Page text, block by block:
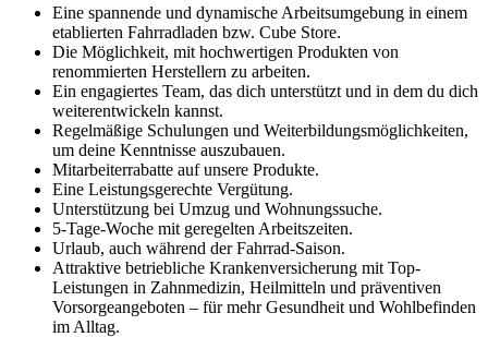
Eine spannende und dynamische Arbeitsumgebung in einem
etablierten Fahrradladen bzw. Cube Store.
Die Möglichkeit, mit hochwertigen Produkten von
renommierten Herstellern zu arbeiten.
Ein engagiertes Team, das dich unterstützt und in dem du dich
weiterentwickeln kannst.
Regelmäßige Schulungen und Weiterbildungsmöglichkeiten,
um deine Kenntnisse auszubauen.
Mitarbeiterrabatte auf unsere Produkte.
Eine Leistungsgerechte Vergütung.
Unterstützung bei Umzug und Wohnungssuche.
5-Tage-Woche mit geregelten Arbeitszeiten.
Urlaub, auch während der Fahrrad-Saison.
Attraktive betriebliche Krankenversicherung mit Top-
Leistungen in Zahnmedizin, Heilmitteln und präventiven
Vorsorgeangeboten – für mehr Gesundheit und Wohlbefinden
im Alltag.